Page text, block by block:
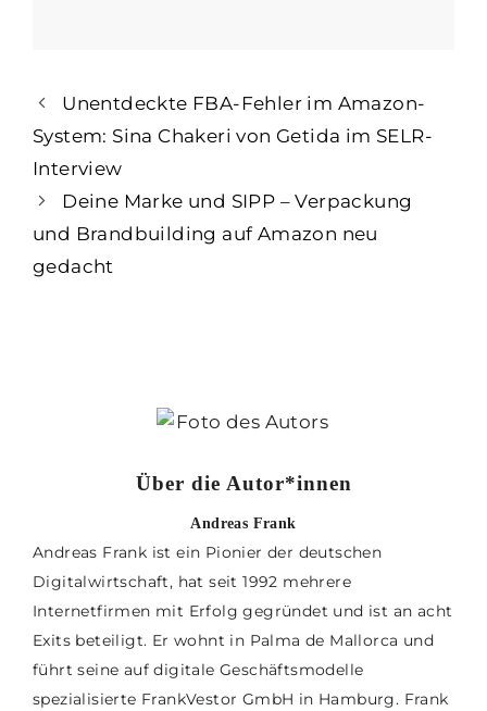
Unentdeckte FBA-Fehler im Amazon-
System: Sina Chakeri von Getida im SELR-
Interview
Deine Marke und SIPP – Verpackung
und Brandbuilding auf Amazon neu
gedacht
Über die Autor*innen
Andreas Frank
Andreas Frank ist ein Pionier der deutschen
Digitalwirtschaft, hat seit 1992 mehrere
Internetfirmen mit Erfolg gegründet und ist an acht
Exits beteiligt. Er wohnt in Palma de Mallorca und
führt seine auf digitale Geschäftsmodelle
spezialisierte FrankVestor GmbH in Hamburg. Frank